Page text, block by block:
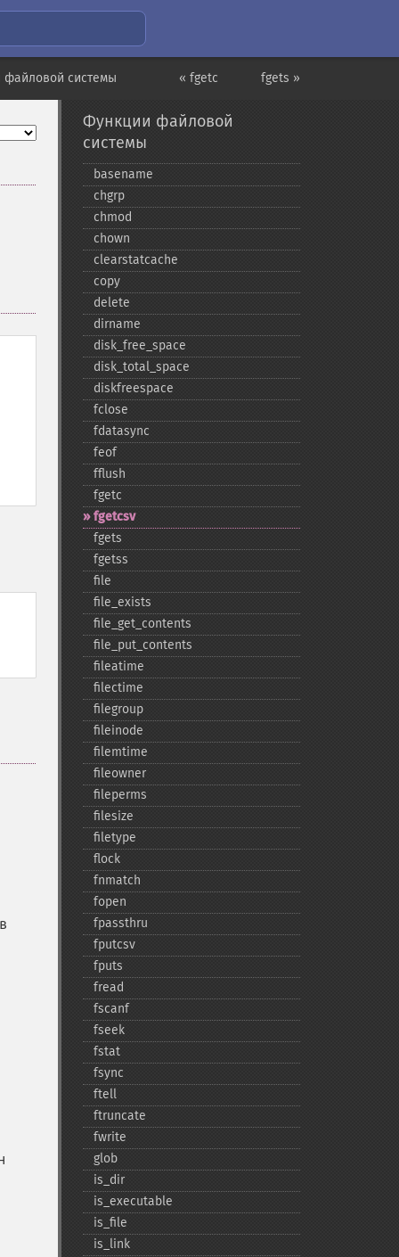
fgets »
« fgetc
файловой системы
Функции файловой
системы
basename
chgrp
chmod
chown
clearstatcache
copy
delete
dirname
disk_​free_​space
disk_​total_​space
diskfreespace
fclose
fdatasync
feof
fflush
fgetc
fgetcsv
fgets
fgetss
file
file_​exists
file_​get_​contents
file_​put_​contents
fileatime
filectime
filegroup
fileinode
filemtime
fileowner
fileperms
filesize
filetype
flock
fnmatch
fopen
fpassthru
fputcsv
fputs
fread
fscanf
fseek
fstat
fsync
ftell
ftruncate
fwrite
glob
is_​dir
is_​executable
is_​file
is_​link